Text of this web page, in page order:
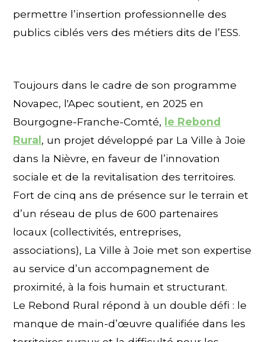
permettre l’insertion professionnelle des
publics ciblés vers des métiers dits de l’ESS.
Toujours dans le cadre de son programme
Novapec, l'Apec soutient, en 2025 en
Bourgogne-Franche-Comté, le Rebond
Rural , un projet développé par La Ville à Joie
dans la Nièvre, en faveur de l’innovation
sociale et de la revitalisation des territoires.
Fort de cinq ans de présence sur le terrain et
d’un réseau de plus de 600 partenaires
locaux (collectivités, entreprises,
associations), La Ville à Joie met son expertise
au service d’un accompagnement de
proximité, à la fois humain et structurant.
Le Rebond Rural répond à un double défi : le
manque de main-d’œuvre qualifiée dans les